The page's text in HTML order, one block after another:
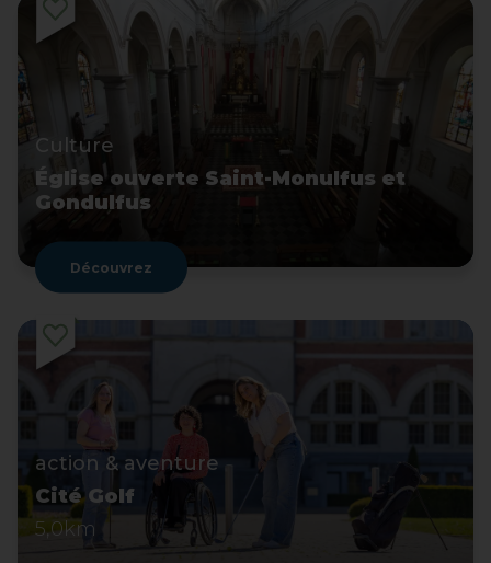
Culture
Église ouverte Saint-Monulfus et
Gondulfus
Découvrez
action & aventure
Cité Golf
5,0km